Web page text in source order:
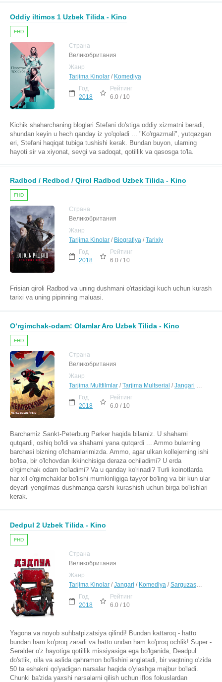
Oddiy iltimos 1 Uzbek Tilida - Kino
FHD
Страна
Великобритания
Жанр
Tarjima Kinolar / Komediya
Год
2018
Рейтинг
6.0 / 10
Kichik shaharchaning bloglari Stefani do'stiga oddiy xizmatni beradi,
shundan keyin u hech qanday iz yo'qoladi ... "Ko'rgazmali", yutqazgan
eri, Stefani haqiqat tubiga tushishi kerak. Bundan buyon, ularning
hayoti sir va xiyonat, sevgi va sadoqat, qotillik va qasosga to'la.
Radbod / Redbod / Qirol Radbod Uzbek Tilida - Kino
FHD
Страна
Великобритания
Жанр
Tarjima Kinolar / Biografiya /Tarixiy
Год
2018
Рейтинг
6.0 / 10
Frisian qiroli Radbod va uning dushmani o'rtasidagi kuch uchun kurash
tarixi va uning pipinning maluasi.
O‘rgimchak-odam: Olamlar Aro Uzbek Tilida - Kino
FHD
Страна
Великобритания
Жанр
Tarjima Multfilmlar /Tarjima Multserial /Jangari
Год
2018
Рейтинг
6.0 / 10
Barchamiz Sankt-Peterburg Parker haqida bilamiz. U shaharni
qutqardi, oshiq bo'ldi va shaharni yana qutqardi ... Ammo bularning
barchasi bizning o'lchamlarimizda. Ammo, agar ulkan kollejerning ishi
bo'lsa, bir o'lchovdan ikkinchisiga deraza ochiladimi? U erda
o'rgimchak odam bo'ladimi? Va u qanday ko'rinadi? Turli koinotlarda
har xil o'rgimchaklar bo'lishi mumkinligiga tayyor bo'ling va bir kun ular
deyarli yengilmas dushmanga qarshi kurashish uchun birga bo'lishlari
kerak.
Dedpul 2 Uzbek Tilida - Kino
FHD
Страна
Великобритания
Жанр
Tarjima Kinolar /Jangari / Komediya /Sarguzasht /
Год
2018
Рейтинг
6.0 / 10
Yagona va noyob suhbatpizatsiya qilindi! Bundan kattaroq - hatto
bundan ham ko'proq zararli va hatto undan ham ko'proq ochlik! Super -
Seralder o'z hayotiga qotillik missiyasiga ega bo'lganida, Deadpul
do'stlik, oila va aslida qahramon bo'lishini anglatadi, bir vaqtning o'zida
50 ta eshakni qo'yadigan narsalar haqida o'ylashga majbur bo'ladi.
Chunki ba'zida yaxshi narsalarni qilish uchun iflos fokuslardan